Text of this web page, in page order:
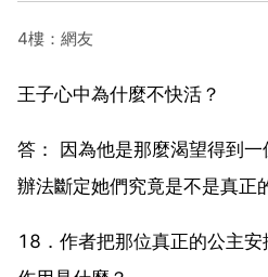
4樓：網友
王子心中為什麼不快活？
答： 因為他是那麼渴望得到
辦法斷定她們究竟是不是真正
18．作者把那位真正的公主